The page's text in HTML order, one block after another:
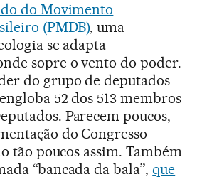
do Movimento
(PMDB), uma
se adapta
sopre o vento do poder.
do grupo de deputados
52 dos 513 membros
Parecem poucos,
do Congresso
tão poucos assim. Também
“bancada da bala”,que